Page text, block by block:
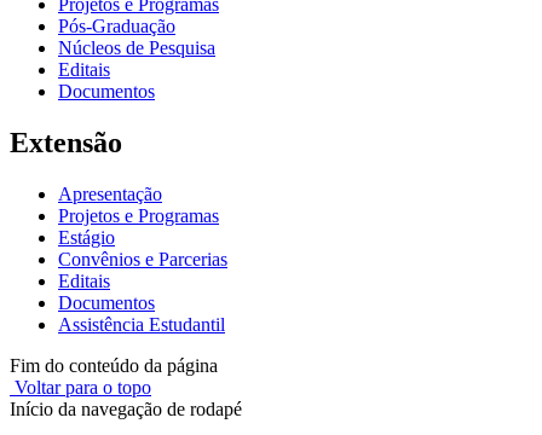
Pós-Graduação
Núcleos de Pesquisa
Editais
Documentos
Extensão
Apresentação
Projetos e Programas
Estágio
Convênios e Parcerias
Editais
Documentos
Assistência Estudantil
Fim do conteúdo da página
Voltar para o topo
Início da navegação de rodapé